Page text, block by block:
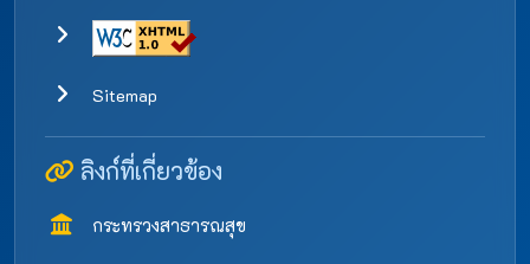
Sitemap
ลิงก์ที่เกี่ยวข้อง
กระทรวงสาธารณสุข